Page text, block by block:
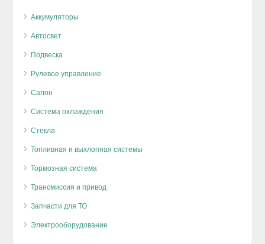
Аккумуляторы
Автосвет
Подвеска
Рулевое управление
Салон
Система охлаждения
Стекла
Топливная и выхлопная системы
Тормозная система
Трансмиссия и привод
Запчасти для ТО
Электрооборудование